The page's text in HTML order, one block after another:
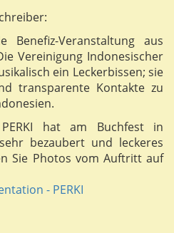
Veranstaltung aus
Vereinigung Indonesischer
ein Leckerbissen; sie
transparente Kontakte zu
hat am Buchfest in
bezaubert und leckeres
Sie Photos vom Auftritt auf
- PERKI